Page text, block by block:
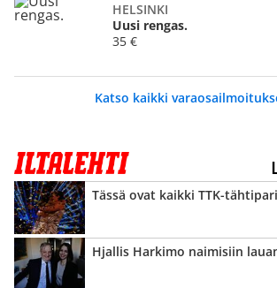
HELSINKI
Uusi rengas.
35 €
Katso kaikki
Tässä ovat kaikki TTK-
Hjallis Harkimo naimisiin